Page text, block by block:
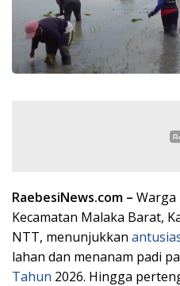
RaebesiNews.com – Warga
Kecamatan Malaka Barat,
NTT, menunjukkan
lahan dan menanam padi
Tahun 2026. Hingga